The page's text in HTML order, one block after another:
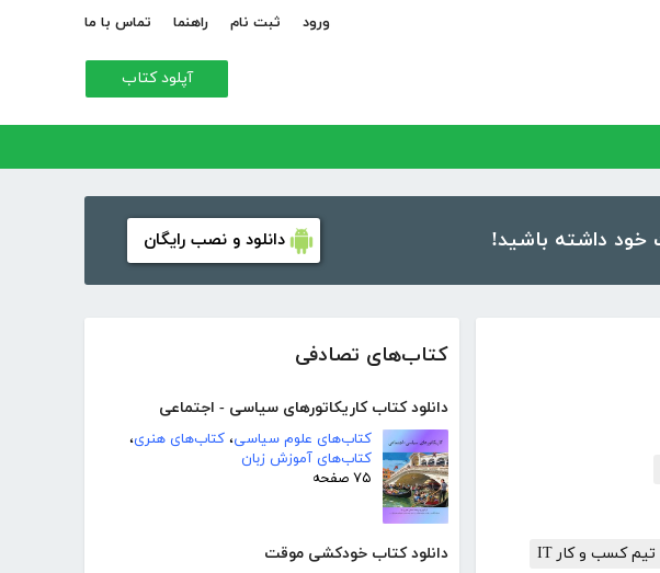
ورود ثبت نام راهنما تماس با ما
آپلود کتاب
دانلود و نصب رایگان
کتاب‌های تصادفی
دانلود کتاب کاریکاتورهای سیاسی - اجتماعی
کتاب‌های علوم سیاسی، کتاب‌های هنری،
کتاب‌های آموزش زبان
۷۵ صفحه
دانلود کتاب خودکشی موقت
تیم کسب و کار IT